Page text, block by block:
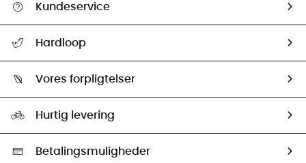
Kundeservice
Returnering & Tilbagebetaling
Hardloop
Our ambassadors
Vores forpligtelser
Second hand
HardGreen Udvalg
Hurtig levering
Betalingsmuligheder